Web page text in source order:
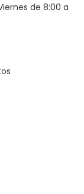
de 8:00 a